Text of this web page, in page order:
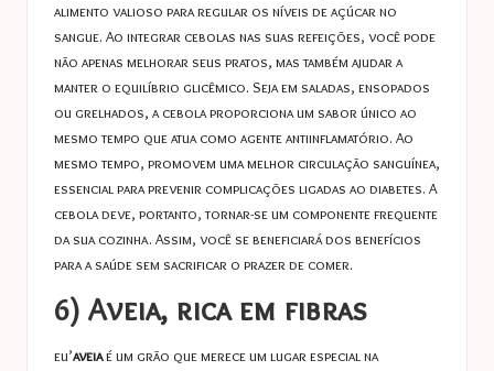
alimento valioso para regular os níveis de açúcar no
sangue. Ao integrar cebolas nas suas refeições, você pode
não apenas melhorar seus pratos, mas também ajudar a
manter o equilíbrio glicêmico. Seja em saladas, ensopados
ou grelhados, a cebola proporciona um sabor único ao
mesmo tempo que atua como agente antiinflamatório. Ao
mesmo tempo, promovem uma melhor circulação sanguínea,
essencial para prevenir complicações ligadas ao diabetes. A
cebola deve, portanto, tornar-se um componente frequente
da sua cozinha. Assim, você se beneficiará dos benefícios
para a saúde sem sacrificar o prazer de comer.
6) Aveia, rica em fibras
eu’aveiaé um grão que merece um lugar especial na